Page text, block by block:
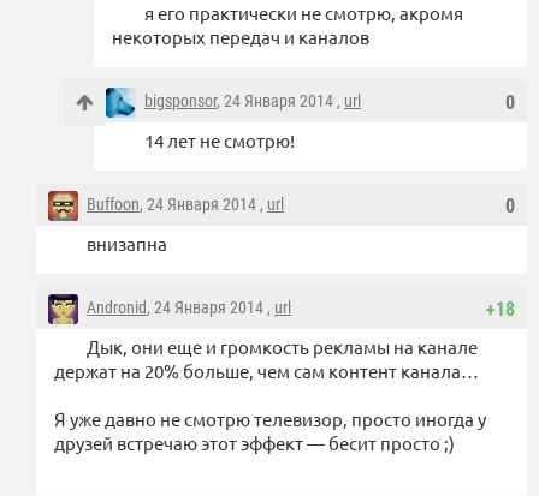
я его практически не смотрю, акромя
некоторых передач и каналов
0
bigsponsor, 24 Января 2014 , url
14 лет не смотрю!
0
Buffoon, 24 Января 2014 , url
внизапна
+18
Andronid, 24 Января 2014 , url
Дык, они еще и громкость рекламы на канале
держат на 20% больше, чем сам контент канала…
Я уже давно не смотрю телевизор, просто иногда у
друзей встречаю этот эффект — бесит просто ;)